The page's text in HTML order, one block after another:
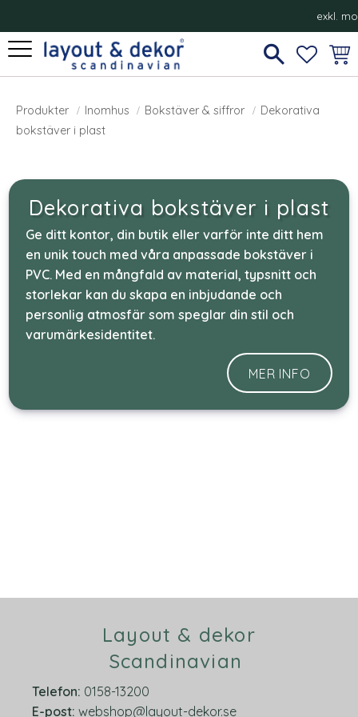
Meny
exkl.
Dekorativa bokstäver i plast
Produkter Inomhus Bokstäver & siffror
Dekorativa
bokstäver i plast
Dekorativa bokstäver i plast
Ge ditt kontor, din butik eller varför inte ditt hem
en unik touch med våra anpassade bokstäver i
PVC. Med en mångfald av material, typsnitt och
storlekar kan du skapa en inbjudande och
personlig atmosfär som speglar din stil och
varumärkesidentitet.
MER INFO
Layout & dekor
Scandinavian
Telefon: 0158-13200
E-post: webshop@layout-dekor.se